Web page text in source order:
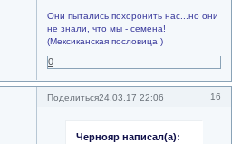
Они пытались похоронить нас...но они
не знали, что мы - семена!
(Мексиканская пословица )
0
Поделиться 16
24.03.17 22:06
Чернояр написал(а):